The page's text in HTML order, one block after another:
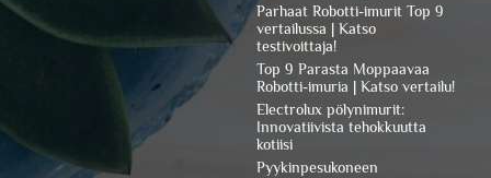
Parhaat Robotti-imurit Top 9
vertailussa | Katso
testivoittaja!
Top 9 Parasta Moppaavaa
Robotti-imuria | Katso vertailu!
Electrolux pölynimurit:
Innovatiivista tehokkuutta
kotiisi
Pyykinpesukoneen